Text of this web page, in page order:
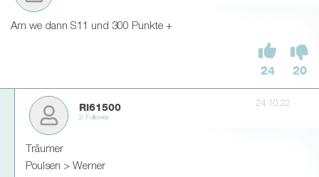
Am we dann S11 und 300 Punkte +
24 20
Rl61500
2 Follower
24.10.22
Träumer
Poulsen > Werner